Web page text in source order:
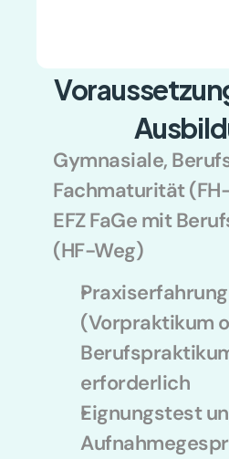
Gymnasiale,
Fachmaturität
EFZ FaGe mit
(HF-Weg)
Praxiserfahrung
(Vorpraktikum
erforderlich
Eignungstest